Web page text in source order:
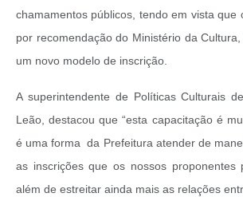
chamamentos públicos, tendo em vista que
por recomendação do Ministério da
um novo modelo de inscrição.
A superintendente de Políticas Culturais
Leão, destacou que “esta capacitação é
é uma forma da Prefeitura atender de
as inscrições que os nossos proponentes
além de estreitar ainda mais as relações